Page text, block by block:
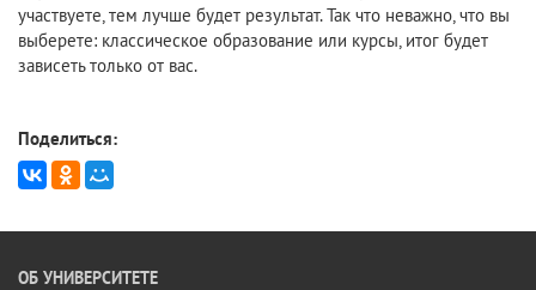
участвуете, тем лучше будет результат. Так что неважно, что вы
выберете: классическое образование или курсы, итог будет
зависеть только от вас.
Поделиться:
ОБ УНИВЕРСИТЕТЕ